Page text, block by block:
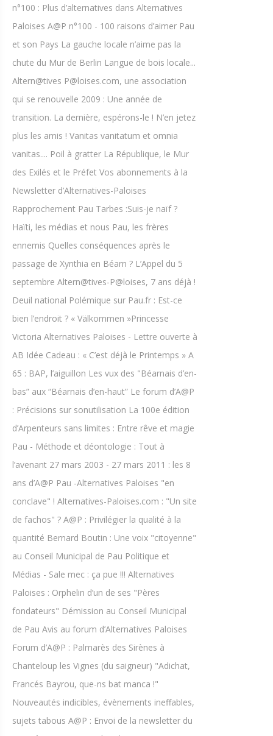
n°100 : Plus d’alternatives dans Alternatives
Paloises A@P n°100 - 100 raisons d’aimer Pau
et son Pays La gauche locale n’aime pas la
chute du Mur de Berlin Langue de bois locale...
Altern@tives P@loises.com, une association
qui se renouvelle 2009 : Une année de
transition. La dernière, espérons-le ! N’en jetez
plus les amis ! Vanitas vanitatum et omnia
vanitas.... Poil à gratter La République, le Mur
des Exilés et le Préfet Vos abonnements à la
Newsletter d’Alternatives-Paloises
Rapprochement Pau Tarbes :Suis-je naïf ?
Haïti, les médias et nous Pau, les frères
ennemis Quelles conséquences après le
passage de Xynthia en Béarn ? L’Appel du 5
septembre Altern@tives-P@loises, 7 ans déjà !
Deuil national Polémique sur Pau.fr : Est-ce
bien l’endroit ? « Välkommen »Princesse
Victoria Alternatives Paloises - Lettre ouverte à
AB Idée Cadeau : « C’est déjà le Printemps » A
65 : BAP, l’aiguillon Les vux des "Béarnais d’en-
bas” aux “Béarnais d’en-haut” Le forum d’A@P
: Précisions sur sonutilisation La 100e édition
d’Arpenteurs sans limites : Entre rêve et magie
Pau - Méthode et déontologie : Tout à
l’avenant 27 mars 2003 - 27 mars 2011 : les 8
ans d’A@P Pau -Alternatives Paloises "en
conclave" ! Alternatives-Paloises.com : "Un site
de fachos" ? A@P : Privilégier la qualité à la
quantité Bernard Boutin : Une voix "citoyenne"
au Conseil Municipal de Pau Politique et
Médias - Sale mec : ça pue !!! Alternatives
Paloises : Orphelin d’un de ses "Pères
fondateurs" Démission au Conseil Municipal
de Pau Avis au forum d’Alternatives Paloises
Forum d’A@P : Palmarès des Sirènes à
Chanteloup les Vignes (du saigneur) "Adichat,
Francés Bayrou, que-ns bat manca !"
Nouveautés indicibles, évènements ineffables,
sujets tabous A@P : Envoi de la newsletter du